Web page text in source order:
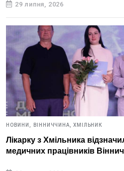
29 липня, 2026
НОВИНИ, ВІННИЧЧИНА, ХМІЛЬНИК
Лікарку з Хмільника
медичних працівників